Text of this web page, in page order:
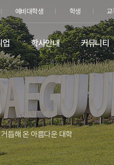
예비대학생 학생 교
업 학사안내 커뮤니티
듭해 온 아름다운 대학